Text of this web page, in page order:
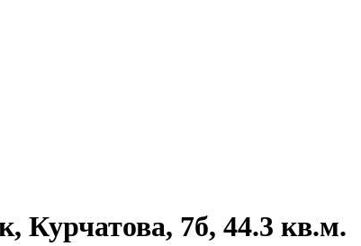
Курчатова, 7б, 44.3 кв.м.